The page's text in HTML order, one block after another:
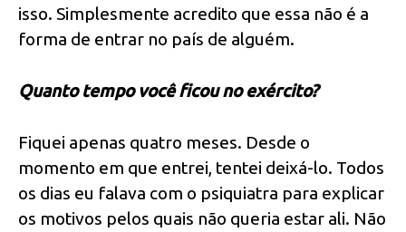
isso. Simplesmente acredito que essa não é a
forma de entrar no país de alguém.
Quanto tempo você ficou no exército?
Fiquei apenas quatro meses. Desde o
momento em que entrei, tentei deixá-lo. Todos
os dias eu falava com o psiquiatra para explicar
os motivos pelos quais não queria estar ali. Não